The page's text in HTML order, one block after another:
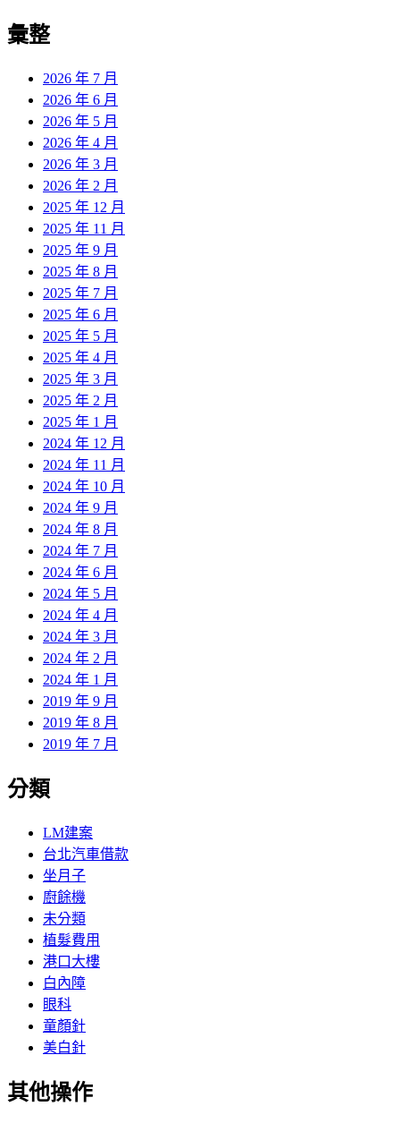
彙整
2026 年 7 月
2026 年 6 月
2026 年 5 月
2026 年 4 月
2026 年 3 月
2026 年 2 月
2025 年 12 月
2025 年 11 月
2025 年 9 月
2025 年 8 月
2025 年 7 月
2025 年 6 月
2025 年 5 月
2025 年 4 月
2025 年 3 月
2025 年 2 月
2025 年 1 月
2024 年 12 月
2024 年 11 月
2024 年 10 月
2024 年 9 月
2024 年 8 月
2024 年 7 月
2024 年 6 月
2024 年 5 月
2024 年 4 月
2024 年 3 月
2024 年 2 月
2024 年 1 月
2019 年 9 月
2019 年 8 月
2019 年 7 月
分類
LM建案
台北汽車借款
坐月子
廚餘機
未分類
植髮費用
港口大樓
白內障
眼科
童顏針
美白針
其他操作